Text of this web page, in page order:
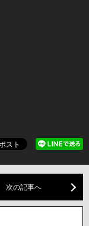
次の記事へ